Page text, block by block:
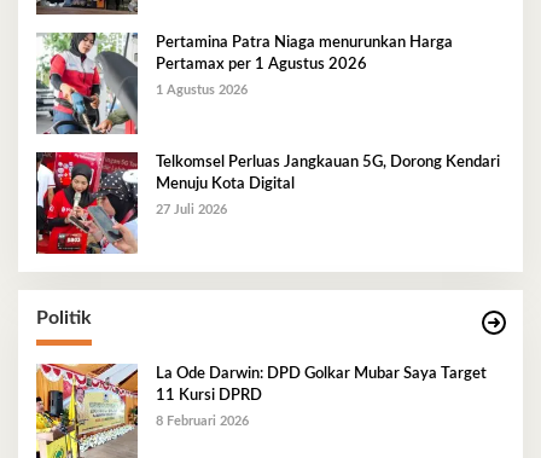
Pertamina Patra Niaga menurunkan Harga
Pertamax per 1 Agustus 2026
1 Agustus 2026
Telkomsel Perluas Jangkauan 5G, Dorong Kendari
Menuju Kota Digital
27 Juli 2026
Politik
La Ode Darwin: DPD Golkar Mubar Saya Target
11 Kursi DPRD
8 Februari 2026